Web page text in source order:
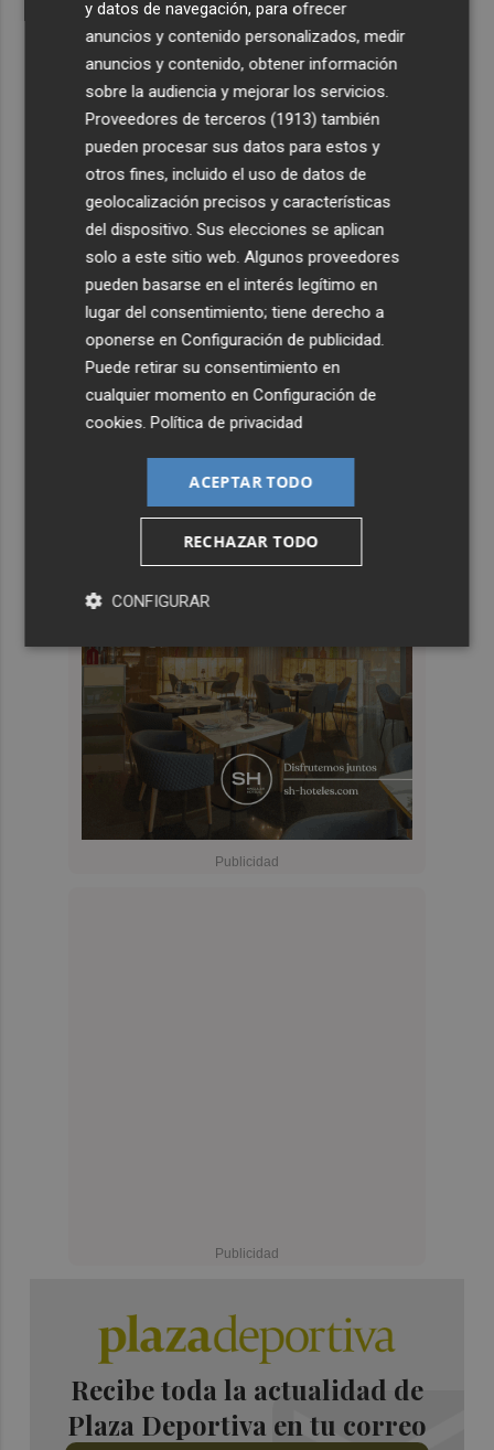
Recibe toda la actualidad de
Plaza Deportiva en tu correo
y datos de navegación, para ofrecer
anuncios y contenido personalizados, medir
anuncios y contenido, obtener información
sobre la audiencia y mejorar los servicios.
Proveedores de terceros (1913) también
pueden procesar sus datos para estos y
otros fines, incluido el uso de datos de
geolocalización precisos y características
del dispositivo. Sus elecciones se aplican
solo a este sitio web. Algunos proveedores
pueden basarse en el interés legítimo en
lugar del consentimiento; tiene derecho a
oponerse enConfiguración de publicidad
Puede retirar su consentimiento en
cualquier momento enConfiguración de
cookies .Política de privacidad
ACEPTAR TODO
RECHAZAR TODO
CONFIGURAR